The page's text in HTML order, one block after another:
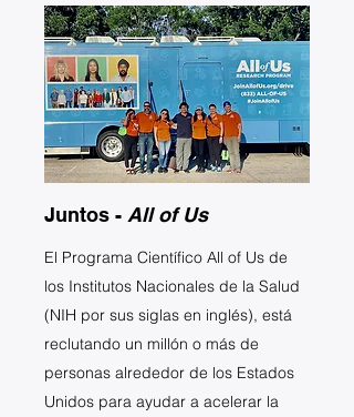
Juntos - All of Us
El Programa Científico All of Us de
los Institutos Nacionales de la Salud
(NIH por sus siglas en inglés), está
reclutando un millón o más de
personas alrededor de los Estados
Unidos para ayudar a acelerar la